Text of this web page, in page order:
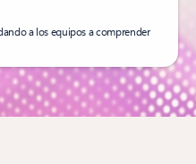
a los equipos a comprender